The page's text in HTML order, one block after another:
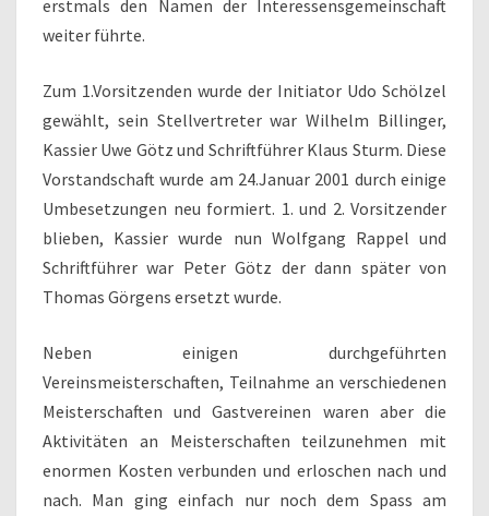
erstmals den Namen der Interessensgemeinschaft
weiter führte.
Zum 1.Vorsitzenden wurde der Initiator Udo Schölzel
gewählt, sein Stellvertreter war Wilhelm Billinger,
Kassier Uwe Götz und Schriftführer Klaus Sturm. Diese
Vorstandschaft wurde am 24.Januar 2001 durch einige
Umbesetzungen neu formiert. 1. und 2. Vorsitzender
blieben, Kassier wurde nun Wolfgang Rappel und
Schriftführer war Peter Götz der dann später von
Thomas Görgens ersetzt wurde.
Neben einigen durchgeführten
Vereinsmeisterschaften, Teilnahme an verschiedenen
Meisterschaften und Gastvereinen waren aber die
Aktivitäten an Meisterschaften teilzunehmen mit
enormen Kosten verbunden und erloschen nach und
nach. Man ging einfach nur noch dem Spass am